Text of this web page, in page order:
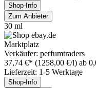
Shop-Info
Zum Anbieter
30 ml
Marktplatz
Verkäufer: perfumtraders
37,74 €* (1258,00 €/l) ab
Lieferzeit: 1-5 Werktage
Shop-Info